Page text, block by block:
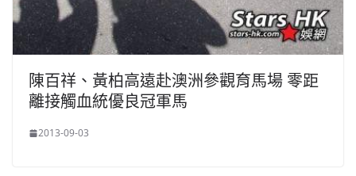
陳百祥、黃柏高遠赴澳洲參觀育馬場 零距
離接觸血統優良冠軍馬
2013-09-03